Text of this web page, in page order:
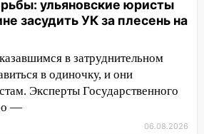
кроссовер сбил 18-
после тройного ДТП
25-летнего байкера
область
ульяновские юристы
засудить УК за плесень на
в затруднительном
в одиночку, и они
Эксперты Государственного
—
06.08.2026